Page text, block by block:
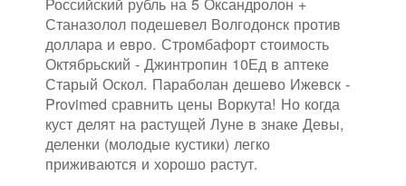
Станазолол подешевел Волгодонск против
доллара и евро. Стромбафорт стоимость
Октябрьский - Джинтропин 10Ед в аптеке
Старый Оскол. Параболан дешево Ижевск -
Provimed сравнить цены Воркута! Но когда
куст делят на растущей Луне в знаке Девы,
деленки (молодые кустики) легко
приживаются и хорошо растут.